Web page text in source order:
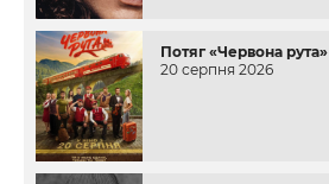
Потяг «Червона рута»
20 серпня 2026